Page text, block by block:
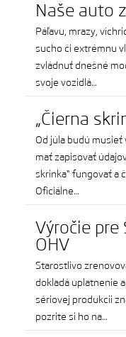
Naše auto
Páľavu, mrazy,
sucho či extrémnu
zvládnuť dnešné
svoje vozidlá…
„Čierna
Od júla budú musieť
mať zapisovať
skrinka“ fungovať a
Oficiálne…
Výročie pre
OHV
Starostlivo
dokladá uplatnenie
sériovej produkcii
pozrite si ho na…